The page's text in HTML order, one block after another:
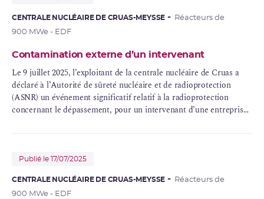
CENTRALE NUCLÉAIRE DE CRUAS-MEYSSE
Réacteurs de
900 MWe - EDF
Contamination externe d’un intervenant
Le 9 juillet 2025, l’exploitant de la centrale nucléaire de Cruas a
déclaré à l’Autorité de sûreté nucléaire et de radioprotection
(ASNR) un événement significatif relatif à la radioprotection
concernant le dépassement, pour un intervenant d’une entreprise
Publié le 17/07/2025
CENTRALE NUCLÉAIRE DE CRUAS-MEYSSE
Réacteurs de
900 MWe - EDF